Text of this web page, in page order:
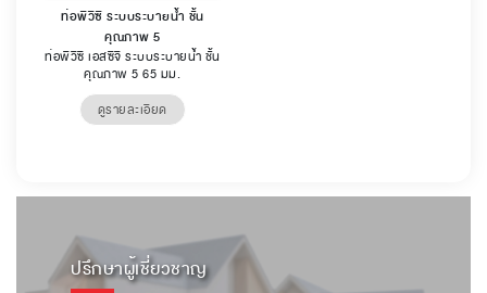
ท่อพีวีซี ระบบระบายน้ำ ชั้น
คุณภาพ 5
ท่อพีวีซี เอสซีจี ระบบระบายน้ำ ชั้น
คุณภาพ 5 65 มม.
ดูรายละเอียด
ปรึกษาผู้เชี่ยวชาญ